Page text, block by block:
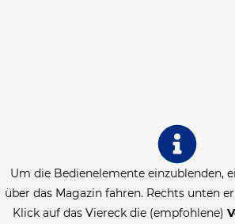
Um die Bedienelemente einzublenden,
über das Magazin fahren. Rechts unten
Klick auf das Viereck die (empfohlene)